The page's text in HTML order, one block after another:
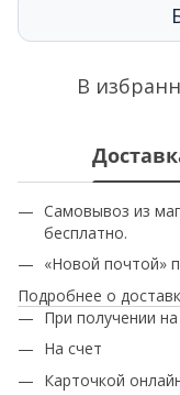
В
Самовывоз из
бесплатно.
«Новой почтой»
Подробнее о
При получении
На счет
Карточкой